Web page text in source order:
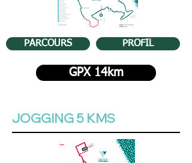
PARCOURS PROFIL
GPX 14km
JOGGING 5 KMS